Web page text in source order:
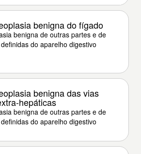
benigna do fígado
benigna de outras partes e de
do aparelho digestivo
benigna das vias
hepáticas
benigna de outras partes e de
do aparelho digestivo